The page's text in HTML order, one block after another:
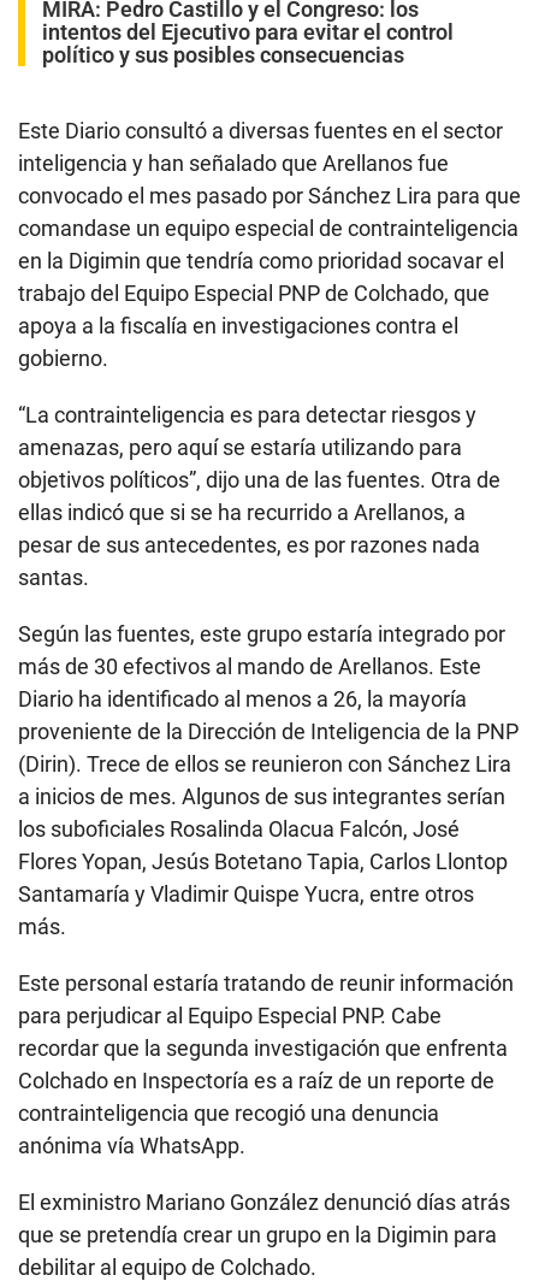
MIRA: Pedro Castillo y el Congreso: los
intentos del Ejecutivo para evitar el control
político y sus posibles consecuencias
Este Diario consultó a diversas fuentes en el sector
inteligencia y han señalado que Arellanos fue
convocado el mes pasado por Sánchez Lira para que
comandase un equipo especial de contrainteligencia
en la Digimin que tendría como prioridad socavar el
trabajo del Equipo Especial PNP de Colchado, que
apoya a la fiscalía en investigaciones contra el
gobierno.
“La contrainteligencia es para detectar riesgos y
amenazas, pero aquí se estaría utilizando para
objetivos políticos”, dijo una de las fuentes. Otra de
ellas indicó que si se ha recurrido a Arellanos, a
pesar de sus antecedentes, es por razones nada
santas.
Según las fuentes, este grupo estaría integrado por
más de 30 efectivos al mando de Arellanos. Este
Diario ha identificado al menos a 26, la mayoría
proveniente de la Dirección de Inteligencia de la PNP
(Dirin). Trece de ellos se reunieron con Sánchez Lira
a inicios de mes. Algunos de sus integrantes serían
los suboficiales Rosalinda Olacua Falcón, José
Flores Yopan, Jesús Botetano Tapia, Carlos Llontop
Santamaría y Vladimir Quispe Yucra, entre otros
más.
Este personal estaría tratando de reunir información
para perjudicar al Equipo Especial PNP. Cabe
recordar que la segunda investigación que enfrenta
Colchado en Inspectoría es a raíz de un reporte de
contrainteligencia que recogió una denuncia
anónima vía WhatsApp.
El exministro Mariano González denunció días atrás
que se pretendía crear un grupo en la Digimin para
debilitar al equipo de Colchado.